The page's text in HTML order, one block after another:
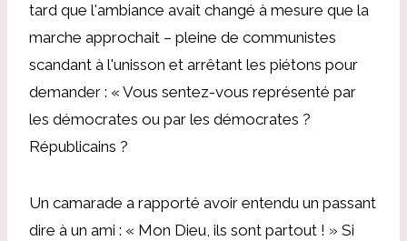
tard que l'ambiance avait changé à mesure que la
marche approchait – pleine de communistes
scandant à l'unisson et arrêtant les piétons pour
demander : « Vous sentez-vous représenté par
les démocrates ou par les démocrates ?
Républicains ?
Un camarade a rapporté avoir entendu un passant
dire à un ami : « Mon Dieu, ils sont partout ! » Si